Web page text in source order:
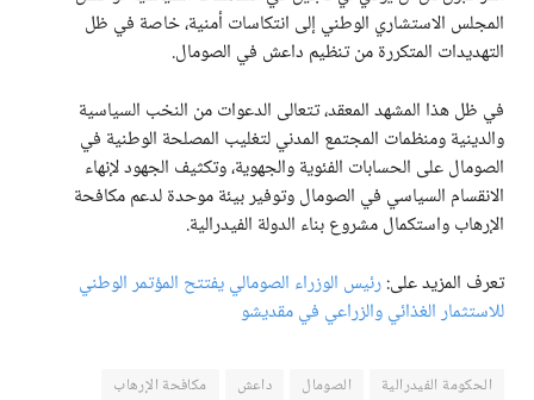
المجلس الاستشاري الوطني إلى انتكاسات أمنية، خاصة في ظل
التهديدات المتكررة من تنظيم داعش في الصومال.
في ظل هذا المشهد المعقد، تتعالى الدعوات من النخب السياسية
والدينية ومنظمات المجتمع المدني لتغليب المصلحة الوطنية في
الصومال على الحسابات الفئوية والجهوية، وتكثيف الجهود لإنهاء
الانقسام السياسي في الصومال وتوفير بيئة موحدة لدعم مكافحة
الإرهاب واستكمال مشروع بناء الدولة الفيدرالية.
تعرف المزيد على:رئيس الوزراء الصومالي يفتتح المؤتمر الوطني
للاستثمار الغذائي والزراعي في مقديشو
الحكومة الفيدرالية الصومال داعش مكافحة الإرهاب